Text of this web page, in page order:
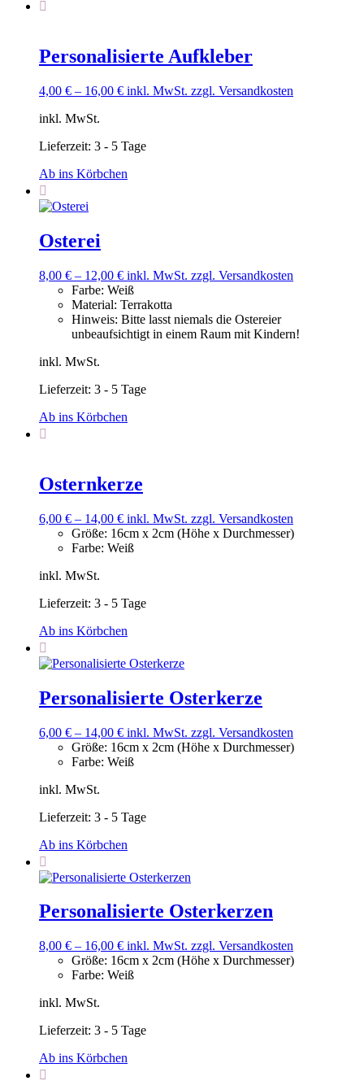
Personalisierte Aufkleber
4,00 € – 16,00 € inkl. MwSt. zzgl. Versandkosten
inkl. MwSt.
Lieferzeit: 3 - 5 Tage
Ab ins Körbchen
Osterei
8,00 € – 12,00 € inkl. MwSt. zzgl. Versandkosten
Farbe: Weiß
Material: Terrakotta
Hinweis: Bitte lasst niemals die Ostereier
unbeaufsichtigt in einem Raum mit Kindern!
inkl. MwSt.
Lieferzeit: 3 - 5 Tage
Ab ins Körbchen
Osternkerze
6,00 € – 14,00 € inkl. MwSt. zzgl. Versandkosten
Größe: 16cm x 2cm (Höhe x Durchmesser)
Farbe: Weiß
inkl. MwSt.
Lieferzeit: 3 - 5 Tage
Ab ins Körbchen
Personalisierte Osterkerze
6,00 € – 14,00 € inkl. MwSt. zzgl. Versandkosten
Größe: 16cm x 2cm (Höhe x Durchmesser)
Farbe: Weiß
inkl. MwSt.
Lieferzeit: 3 - 5 Tage
Ab ins Körbchen
Personalisierte Osterkerzen
8,00 € – 16,00 € inkl. MwSt. zzgl. Versandkosten
Größe: 16cm x 2cm (Höhe x Durchmesser)
Farbe: Weiß
inkl. MwSt.
Lieferzeit: 3 - 5 Tage
Ab ins Körbchen